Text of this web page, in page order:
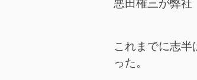
ー
悪田権三が弊社
これまでに志
った。